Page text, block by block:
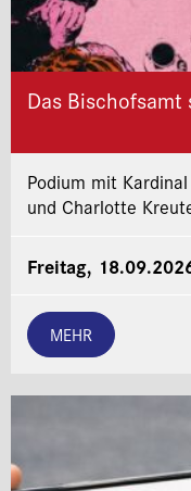
Das Bischofsamt
Podium mit
und Charlotte
Freitag,
MEHR